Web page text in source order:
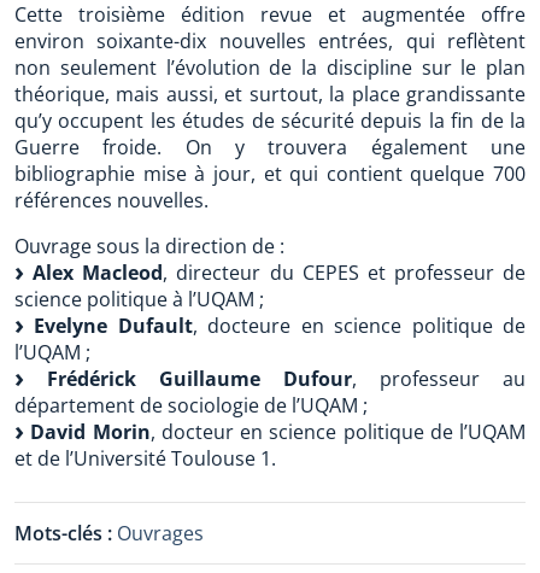
Cette troisième édition revue et augmentée offre
environ soixante-dix nouvelles entrées, qui reflètent
non seulement l’évolution de la discipline sur le plan
théorique, mais aussi, et surtout, la place grandissante
qu’y occupent les études de sécurité depuis la fin de la
Guerre froide. On y trouvera également une
bibliographie mise à jour, et qui contient quelque 700
références nouvelles.
Ouvrage sous la direction de :
Alex Macleod, directeur du CEPES et professeur de
science politique à l’UQAM ;
Evelyne Dufault, docteure en science politique de
l’UQAM ;
Frédérick Guillaume Dufour, professeur au
département de sociologie de l’UQAM ;
David Morin, docteur en science politique de l’UQAM
et de l’Université Toulouse 1.
Mots-clés : Ouvrages